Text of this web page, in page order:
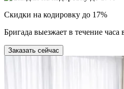
Скидки на кодировку до 17%
Бригада выезжает в течение часа
Заказать сейчас